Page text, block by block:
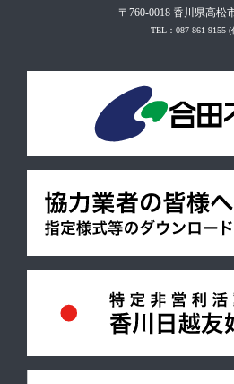
〒760-0018 香川県高松
TEL：087-861-9155(